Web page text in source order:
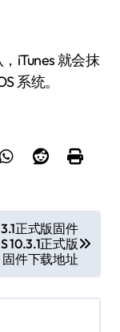
iTunes 就会抹
系统。
正式版固件
10.3.1正式版
固件下载地址